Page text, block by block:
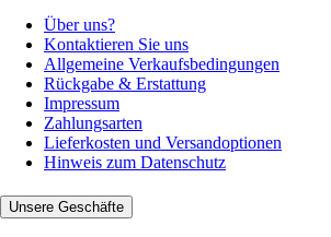
Über uns?
Kontaktieren Sie uns
Allgemeine Verkaufsbedingungen
Rückgabe & Erstattung
Impressum
Zahlungsarten
Lieferkosten und Versandoptionen
Hinweis zum Datenschutz
Unsere Geschäfte